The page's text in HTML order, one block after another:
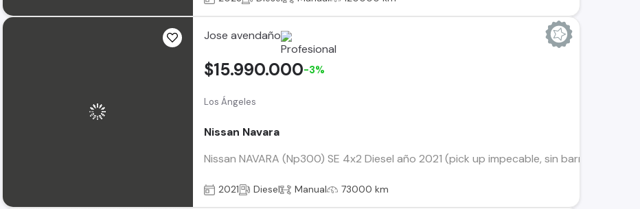
Jose avendaño
Los Ángeles
Nissan Navara
Nissan NAVARA (Np300) SE 4x2 Diesel año 2021 (pick up impecable, sin barras interior
$15.990.000-3%
2021 Diesel Manual 73000 km